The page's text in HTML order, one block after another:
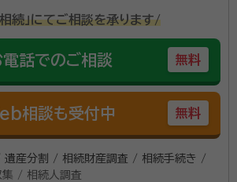
関するご相談ならソワレ司法書士法人へ。
無料】。【横浜駅徒歩5分】 横浜市内で財
相続放棄・終活にお悩みの方はお気軽にご相
相談実績年間約1,000件。豊富な相談実績
での相続に精通したプロ
から税務にいたるまでお客様をフルサポート
ださい。
続」にてご相談を承ります/
電話でのご相談 無料
相談も受付中 無料
遺産分割 / 相続財産調査 / 相続手続き /
/ 相続人調査